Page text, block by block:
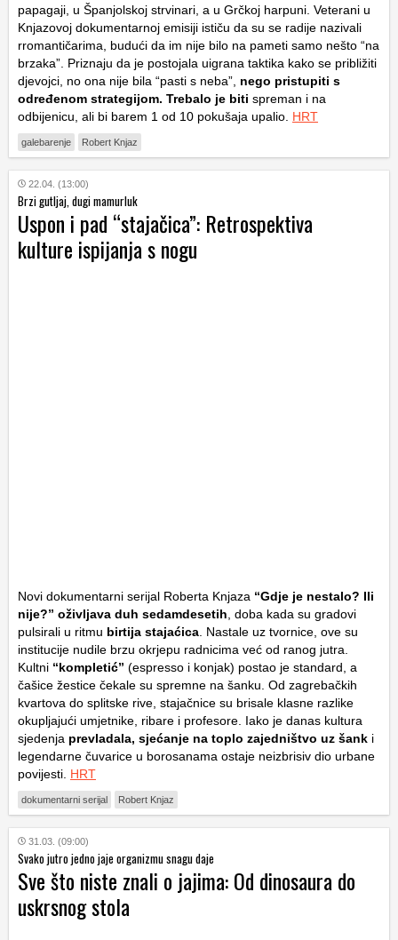
papagaji, u Španjolskoj strvinari, a u Grčkoj harpuni. Veterani u
Knjazovoj dokumentarnoj emisiji ističu da su se radije nazivali
rromantičarima, budući da im nije bilo na pameti samo nešto “na
brzaka”. Priznaju da je postojala uigrana taktika kako se približiti
djevojci, no ona nije bila “pasti s neba”, nego pristupiti s
određenom strategijom. Trebalo je biti spreman i na
odbijenicu, ali bi barem 1 od 10 pokušaja upalio. HRT
galebarenje Robert Knjaz
22.04. (13:00)
Brzi gutljaj, dugi mamurluk
Uspon i pad “stajačica”: Retrospektiva
kulture ispijanja s nogu
Novi dokumentarni serijal Roberta Knjaza “Gdje je nestalo? Ili
nije?” oživljava duh sedamdesetih , doba kada su gradovi
pulsirali u ritmu birtija stajaćica . Nastale uz tvornice, ove su
institucije nudile brzu okrjepu radnicima već od ranog jutra.
Kultni “kompletić” (espresso i konjak) postao je standard, a
čašice žestice čekale su spremne na šanku. Od zagrebačkih
kvartova do splitske rive, stajačnice su brisale klasne razlike
okupljajući umjetnike, ribare i profesore. Iako je danas kultura
sjedenja prevladala, sjećanje na toplo zajedništvo uz šank i
legendarne čuvarice u borosanama ostaje neizbrisiv dio urbane
povijesti. HRT
dokumentarni serijal Robert Knjaz
31.03. (09:00)
Svako jutro jedno jaje organizmu snagu daje
Sve što niste znali o jajima: Od dinosaura do
uskrsnog stola